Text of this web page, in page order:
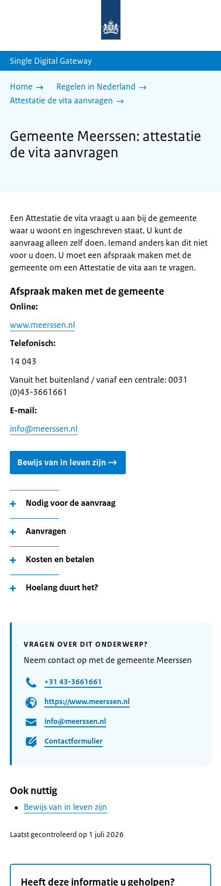
homepage
Single Digital Gateway
Home
Regelen in Nederland
Attestatie de vita aanvragen
Gemeente Meerssen: attestatie
de vita aanvragen
Een Attestatie de vita vraagt u aan bij de gemeente
waar u woont en ingeschreven staat. U kunt de
aanvraag alleen zelf doen. Iemand anders kan dit niet
voor u doen. U moet een afspraak maken met de
gemeente om een Attestatie de vita aan te vragen.
Afspraak maken met de gemeente
Online:
www.meerssen.nl
Telefonisch:
14 043
Vanuit het buitenland / vanaf een centrale: 0031
(0)43-3661661
E-mail:
info@meerssen.nl
Bewijs van in leven zijn
Nodig voor de aanvraag
Aanvragen
Kosten en betalen
Hoelang duurt het?
VRAGEN OVER DIT ONDERWERP?
Neem contact op met de gemeente Meerssen
+31 43-3661661
https://www.meerssen.nl
info@meerssen.nl
Contactformulier
Ook nuttig
Bewijs van in leven zijn
Laatst gecontroleerd op 1 juli 2026
Heeft deze informatie u geholpen?